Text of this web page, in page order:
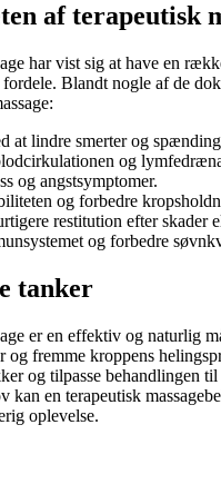
af terapeutisk
har vist sig at have en
Blandt nogle af de
at lindre smerter og
og
og angstsymptomer.
og forbedre
restitution efter skader
og forbedre
tanker
er en effektiv og naturlig
fremme kroppens
og tilpasse behandlingen til
kan en terapeutisk
oplevelse.